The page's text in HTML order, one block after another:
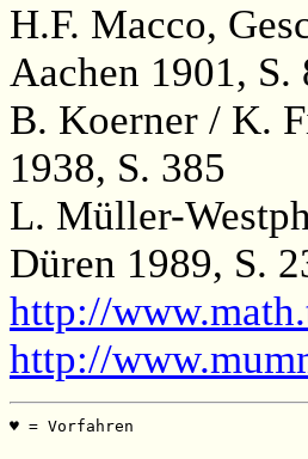
H.F. Macco,
Aachen 1901, S.
B. Koerner / K.
1938, S. 385
L. Müller-
Düren 1989, S.
http://
http://
♥ = Vorfahren